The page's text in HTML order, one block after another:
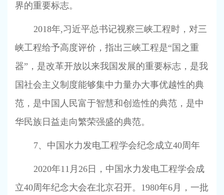
界的重要标志。
2018年,习近平总书记视察三峡工程时，对三
峡工程给予高度评价，指出三峡工程是“国之重
器”，是改革开放以来我国发展的重要标志，是我
国社会主义制度能够集中力量办大事优越性的典
范，是中国人民富于智慧和创造性的典范，是中
华民族日益走向繁荣强盛的典范。
7、中国水力发电工程学会纪念成立40周年
2020年11 月26 日，中国水力发电工程学会成
立40周年纪念大会在北京召开。 1980年6月，一批